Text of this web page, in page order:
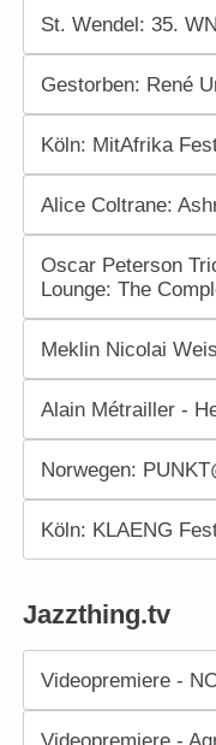
St. Wendel: 35.
Gestorben: René
Köln: MitAfrika
Alice Coltrane:
Oscar Peterson
Lounge: The
Meklin Nicolai
Alain Métrailler -
Norwegen:
Köln: KLAENG
Jazzthing.tv
Videopremiere -
Videopremiere -